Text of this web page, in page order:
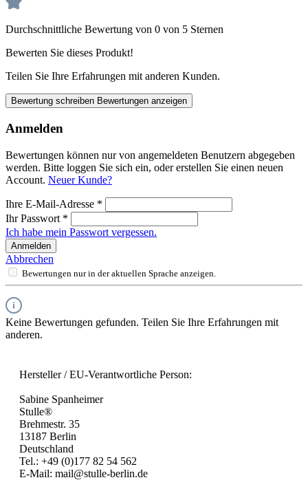
Durchschnittliche Bewertung von 0 von 5 Sternen
Bewerten Sie dieses Produkt!
Teilen Sie Ihre Erfahrungen mit anderen Kunden.
Bewertung schreiben Bewertungen anzeigen
Anmelden
Bewertungen können nur von angemeldeten Benutzern abgegeben
werden. Bitte loggen Sie sich ein, oder erstellen Sie einen neuen
Account. Neuer Kunde?
Ihre E-Mail-Adresse *
Ihr Passwort *
Ich habe mein Passwort vergessen.
Anmelden
Abbrechen
Bewertungen nur in der aktuellen Sprache anzeigen.
Keine Bewertungen gefunden. Teilen Sie Ihre Erfahrungen mit
anderen.
Hersteller / EU-Verantwortliche Person:
Sabine Spanheimer
Stulle®
Brehmestr. 35
13187 Berlin
Deutschland
Tel.: +49 (0)177 82 54 562
E-Mail: mail@stulle-berlin.de